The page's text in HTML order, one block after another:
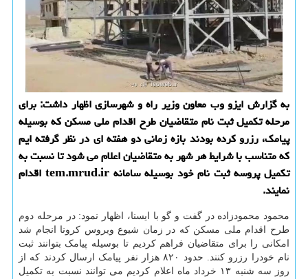
به گزارش ایزو وب معاون وزیر راه و شهرسازی اظهار داشت: برای
مرحله تكمیل ثبت نام متقاضیان طرح اقدام ملی مسكن كه بوسیله
پیامك، رزرو كرده بودند بازه زمانی دو هفته ای در نظر گرفته ایم
كه متناسب با شرایط هر شهر به متقاضیان اعلام می شود تا نسبت به
تكمیل پروسه ثبت نام خود بوسیله سامانه tem.mrud.ir اقدام
نمایند.
محمود محمودزاده در گفت و گو با ایسنا، اظهار نمود: در مرحله دوم
طرح اقدام ملی مسکن که در زمان شیوع ویروس کرونا انجام شد
امکانی را برای متقاضیان فراهم کردیم تا بوسیله پیامک بتوانند ثبت
نام خودرا رزرو کنند. حدود ۸۲۰ هزار نفر پیامک ارسال کردند که از
روز سه شنبه ۱۳ خرداد ماه اعلام کردیم می توانند نسبت به تکمیل